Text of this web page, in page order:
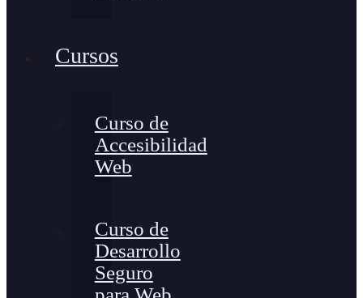
Cursos
Curso de
Accesibilidad
Web
Curso de
Desarrollo
Seguro